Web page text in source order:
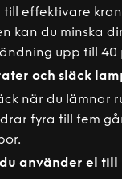
till effektivare
kan du minska
upp till 40
och släck
när du lämnar
drar fyra till fem
använder el till